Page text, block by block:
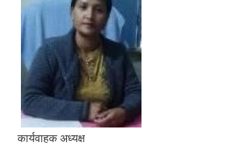
कार्यवाहक अध्यक्ष